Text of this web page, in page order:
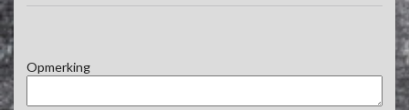
Opmerking